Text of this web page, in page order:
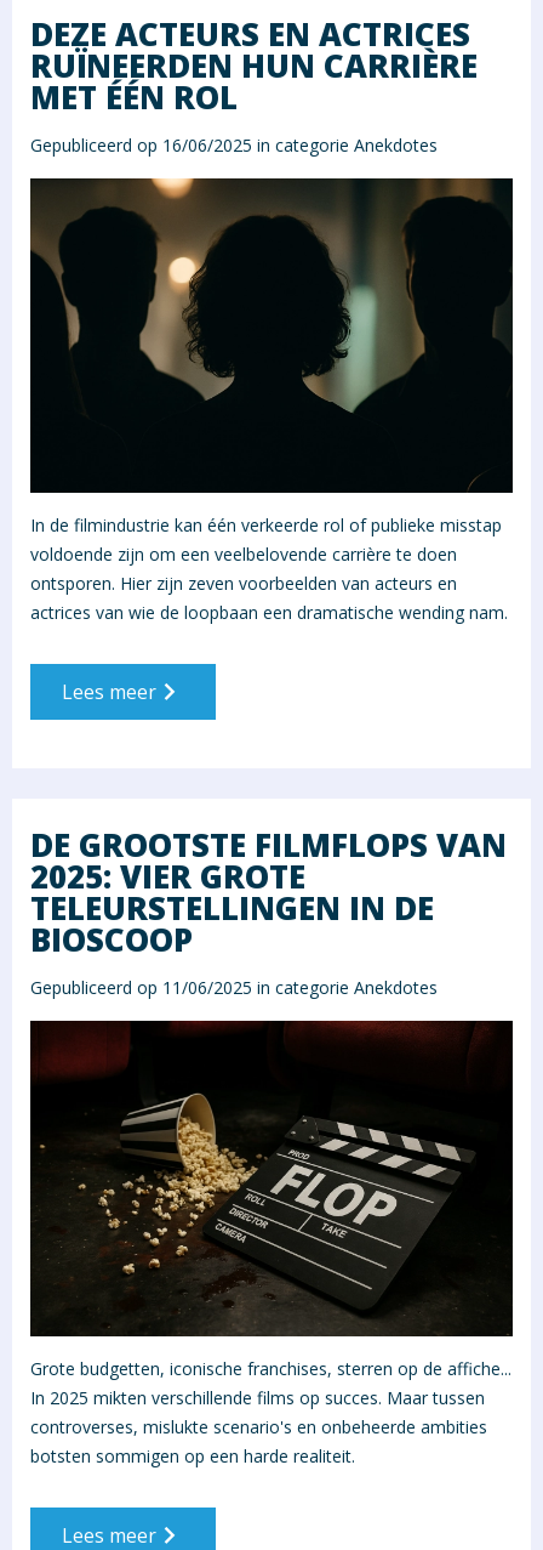
DEZE ACTEURS EN ACTRICES
RUÏNEERDEN HUN CARRIÈRE
MET ÉÉN ROL
Gepubliceerd op 16/06/2025 in categorie Anekdotes
In de filmindustrie kan één verkeerde rol of publieke misstap
voldoende zijn om een veelbelovende carrière te doen
ontsporen. Hier zijn zeven voorbeelden van acteurs en
actrices van wie de loopbaan een dramatische wending nam.
Lees meer
DE GROOTSTE FILMFLOPS VAN
2025: VIER GROTE
TELEURSTELLINGEN IN DE
BIOSCOOP
Gepubliceerd op 11/06/2025 in categorie Anekdotes
Grote budgetten, iconische franchises, sterren op de affiche...
In 2025 mikten verschillende films op succes. Maar tussen
controverses, mislukte scenario's en onbeheerde ambities
botsten sommigen op een harde realiteit.
Lees meer